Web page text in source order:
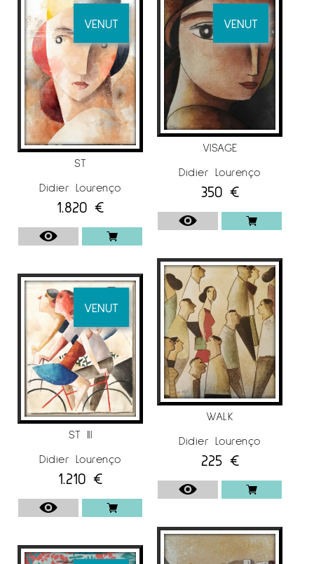
seu propi estudi i és el moment en el qual es
dedica plenament a la pintura, sense deixar
de banda la litografia.
L’any 2000 un prestigiós editor i distribuïdor
mundial d’obra gràfica s’interessà per la seva
obra.
A partir de llavors els seus treballs es poden
veure per tot el món. Aquesta difusió permetè
que moltes galeries de tots els països
s’interessin també per la seva obra original.
Així exposà el seu treball a ciutats com: Nova
York, Seattle, Los Angeles, Hong Kong, Puerto
Las Vegas i Miami entre moltes altres.
EXPOSICIONS
Participà en diverses exposicions individuals
com per exemple: “Com a casa” Sala Premiart,
Premià de Mar (2013). “Contenidors d’Emocions”
Galeria Jordi Barnadas, Barcelona (2012).
“Nostrum” Galeria Ausart, Vi (2011). “Obra
Recent” Galeria Anquin’s, Reus (2010).
També participà en col·lectives com Sala El
Quatre, Barcelona (2013). “40 Saló de Maig”
Galeria Anquin’s, Reus (2012).”39 Saló de Maig”
Galeria Anquin’s, Reus (2011). IFAE Miami
Internacional Art Fair, Vila de l’Art (EUA) (2010).
Per a més informació del PintorDidier
VENUT
ST
Didier Lourenço
1.820 €
VENUT
ST III
Didier Lourenço
1.210 €
VENUT
VISAGE
Didier Lourenço
350 €
WALK
Didier Lourenço
225 €